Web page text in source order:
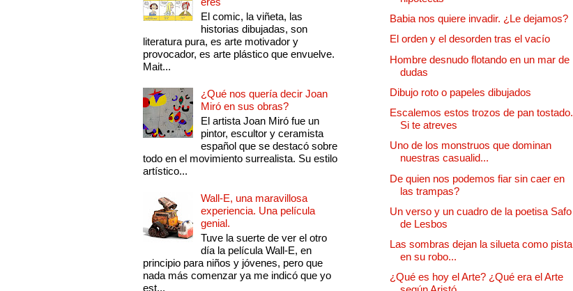
El comic, la viñeta, las
historias dibujadas, son
literatura pura, es arte motivador y
provocador, es arte plástico que envuelve.
Mait...
¿Qué nos quería decir Joan
Miró en sus obras?
El artista Joan Miró fue un
pintor, escultor y ceramista
español que se destacó sobre
todo en el movimiento surrealista. Su estilo
artístico...
Wall-E, una maravillosa
experiencia. Una película
genial.
Tuve la suerte de ver el otro
día la película Wall-E, en
principio para niños y jóvenes, pero que
nada más comenzar ya me indicó que yo
est...
Babia nos quiere invadir. ¿Le dejamos?
El orden y el desorden tras el vacío
Hombre desnudo flotando en un mar de
dudas
Dibujo roto o papeles dibujados
Escalemos estos trozos de pan tostado.
Si te atreves
Uno de los monstruos que dominan
nuestras casualid...
De quien nos podemos fiar sin caer en
las trampas?
Un verso y un cuadro de la poetisa Safo
de Lesbos
Las sombras dejan la silueta como pista
en su robo...
¿Qué es hoy el Arte? ¿Qué era el Arte